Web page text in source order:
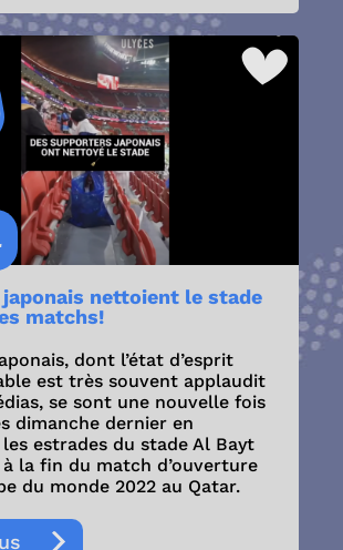
japonais nettoient le stade
matchs!
dont l’état d’esprit
est très souvent applaudit
se sont une nouvelle fois
dimanche dernier en
estrades du stade Al Bayt
à la fin du match d’ouverture
du monde 2022 au Qatar.